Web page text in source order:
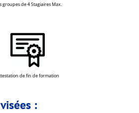
groupes de 4 Stagiaires Max.
de fin de formation
: